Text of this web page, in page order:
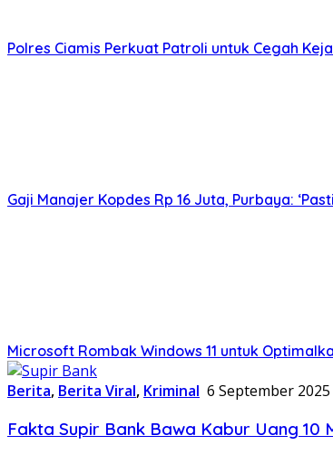
Polres Ciamis Perkuat Patroli untuk Cegah
Gaji Manajer Kopdes Rp 16 Juta, Purbaya:
Microsoft Rombak Windows 11 untuk
Berita, Berita Viral, Kriminal 6 September 2025
Fakta Supir Bank Bawa Kabur Uang 10